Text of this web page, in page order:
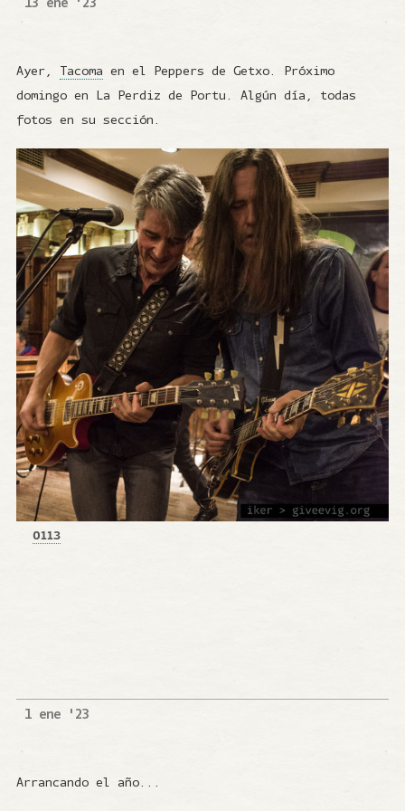
Ayer, Tacoma en el Peppers de Getxo. Próximo
domingo en La Perdiz de Portu. Algún día, todas
fotos en su sección.
0113
1 ene '23
Arrancando el año...